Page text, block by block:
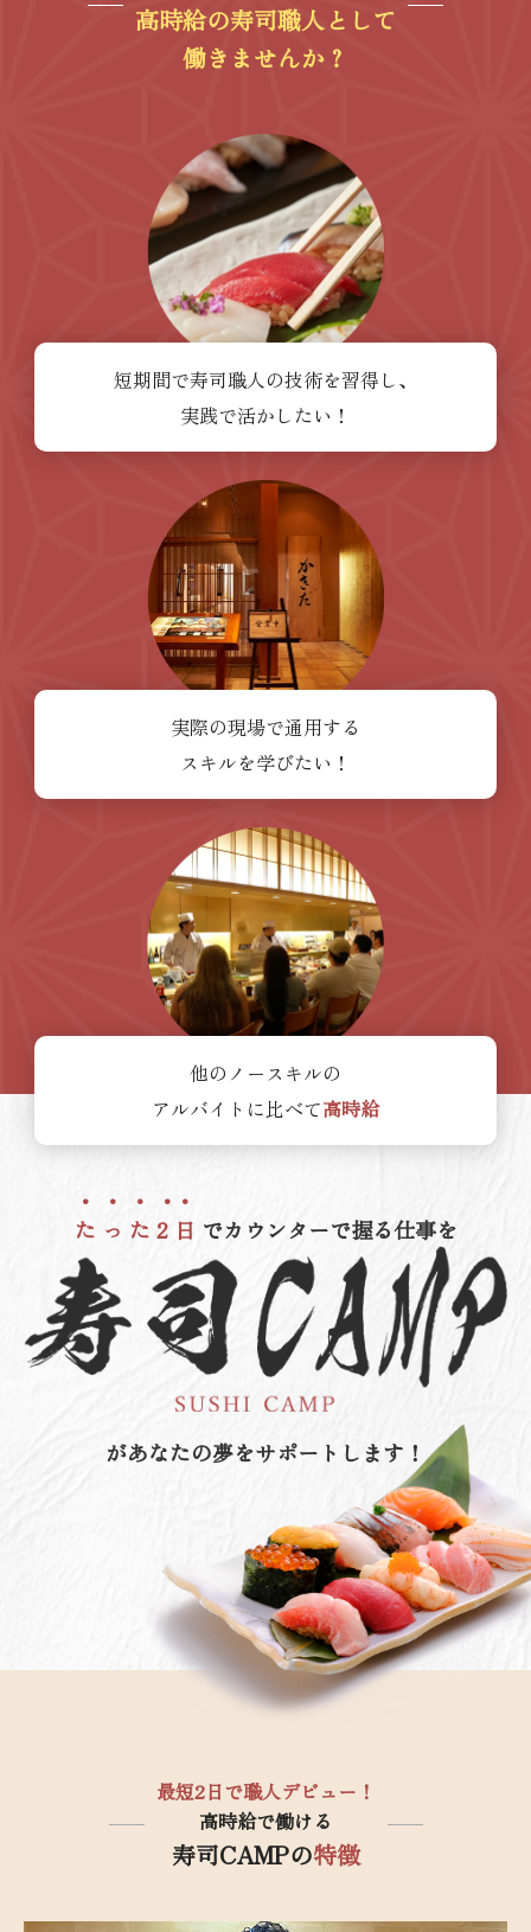
高時給の寿司職人として
働きませんか？
短期間で寿司職人の技術を習得し、
実践で活かしたい！
実際の現場で通用する
スキルを学びたい！
他のノースキルの
アルバイトに比べて高時給
た っ た 2 日 でカウンターで握る仕事を
があなたの夢をサポートします！
最短2日で職人デビュー！
高時給で働ける
寿司CAMPの特徴